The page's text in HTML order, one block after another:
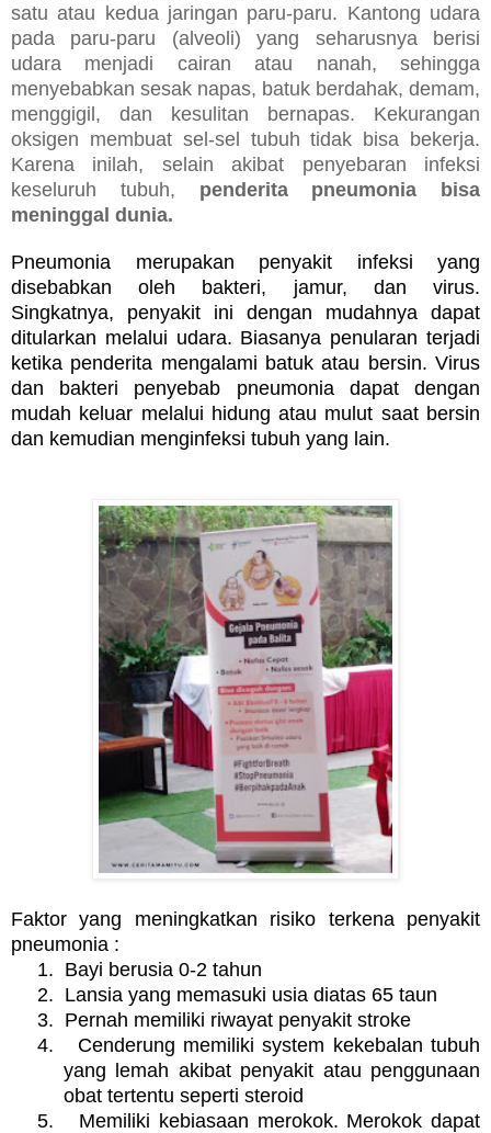
satu atau kedua jaringan paru-paru. Kantong udara
pada paru-paru (alveoli) yang seharusnya berisi
udara menjadi cairan atau nanah, sehingga
menyebabkan sesak napas, batuk berdahak, demam,
menggigil, dan kesulitan bernapas. Kekurangan
oksigen membuat sel-sel tubuh tidak bisa bekerja.
Karena inilah, selain akibat penyebaran infeksi
keseluruh tubuh, penderita pneumonia bisa
meninggal dunia.
Pneumonia merupakan penyakit infeksi yang
disebabkan oleh bakteri, jamur, dan virus.
Singkatnya, penyakit ini dengan mudahnya dapat
ditularkan melalui udara. Biasanya penularan terjadi
ketika penderita mengalami batuk atau bersin. Virus
dan bakteri penyebab pneumonia dapat dengan
mudah keluar melalui hidung atau mulut saat bersin
dan kemudian menginfeksi tubuh yang lain.
Faktor yang meningkatkan risiko terkena penyakit
pneumonia :
1. Bayi berusia 0-2 tahun
2. Lansia yang memasuki usia diatas 65 taun
3. Pernah memiliki riwayat penyakit stroke
4.
Cenderung memiliki system kekebalan tubuh
yang lemah akibat penyakit atau penggunaan
obat tertentu seperti steroid
5.
Memiliki kebiasaan merokok. Merokok dapat